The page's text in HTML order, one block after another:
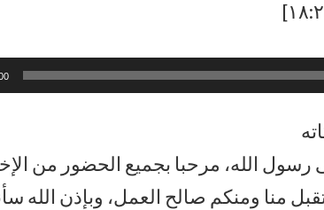
رسول الله، مرحبا بجميع الحضور من
منا ومنكم صالح العمل، وبإذن الله